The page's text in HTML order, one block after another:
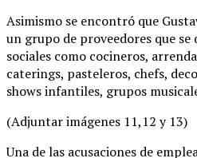
Asimismo se encontró que
un grupo de proveedores que
sociales como cocineros,
caterings, pasteleros, chefs,
shows infantiles, grupos
(Adjuntar imágenes 11,12 y 13)
Una de las acusaciones de